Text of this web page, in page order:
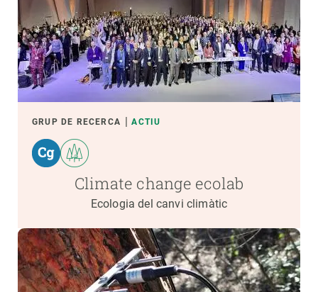
GRUP DE RECERCA ACTIU
Climate change ecolab
Ecologia del canvi climàtic